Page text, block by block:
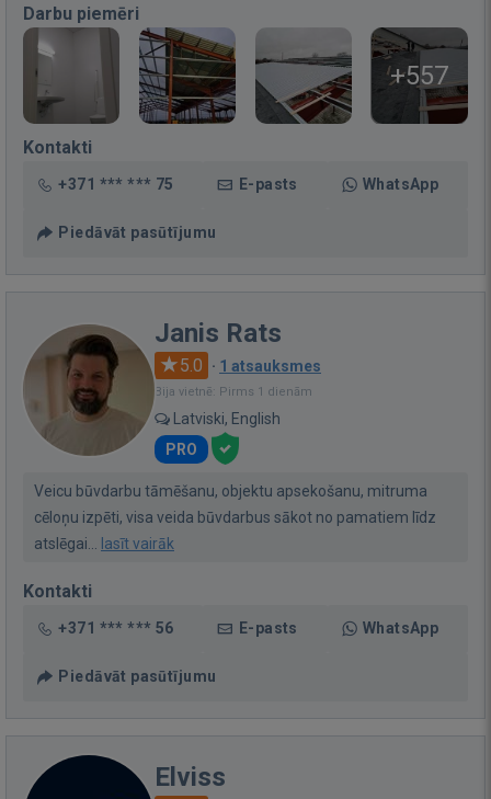
Darbu piemēri
+557
Kontakti
+371 *** *** 75 E-pasts WhatsApp
Piedāvāt pasūtījumu
Janis Rats
5.0 · 1 atsauksmes
Bija vietnē: Pirms 1 dienām
Latviski, English
PRO
Veicu būvdarbu tāmēšanu, objektu apsekošanu, mitruma
cēloņu izpēti, visa veida būvdarbus sākot no pamatiem līdz
atslēgai... lasīt vairāk
Kontakti
+371 *** *** 56 E-pasts WhatsApp
Piedāvāt pasūtījumu
Elviss